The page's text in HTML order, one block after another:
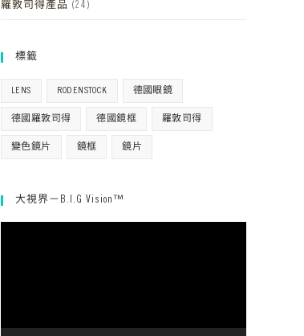
羅敦司得產品 (24)
標籤
LENS RODENSTOCK 德國眼鏡
德國羅敦司得 德國鏡框 羅敦司得
變色鏡片 鏡框 鏡片
大視界－B.I.G Vision™